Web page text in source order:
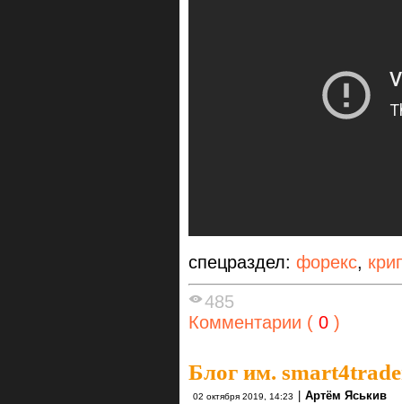
спецраздел: форекс,
485
Комментарии ( 0 )
Блог им.
02 октября 2019, 14:23 Артём Яськив